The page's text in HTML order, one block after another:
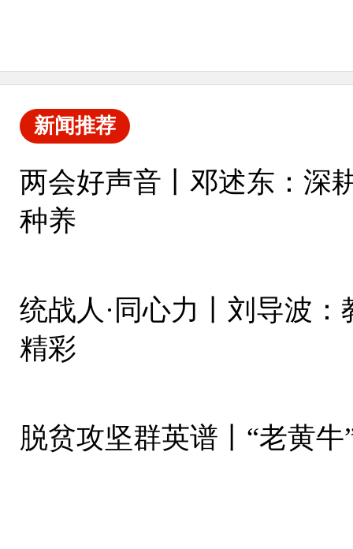
新闻推荐
两会好声音丨邓述东：深
种养
统战人·同心力丨刘导波
精彩
脱贫攻坚群英谱丨“老黄牛